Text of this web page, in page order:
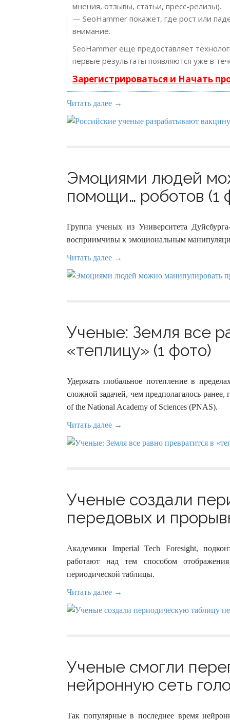
мнения, отзывы, статьи, пресс-релизы).
— SeoHammer покажет, где рост или
внимание.
SeoHammer еще предоставляет
первые результаты появляются уже в
Зарегистрироваться и Начать
Читать далее →
Эмоциями людей
помощи… роботов (1
Группа ученых из Университета
восприимчивы к эмоциональным
Читать далее →
Ученые: Земля все
«теплицу» (1 фото)
Удержать глобальное потепление в
сложной задачей, чем предполагалось
of the National Academy of Sciences (PNAS).
Читать далее →
Ученые создали
передовых и
Академики Imperial Tech Foresight,
работают над тем способом
периодической таблицы.
Читать далее →
Ученые смогли
нейронную сеть
Так популярные в последнее время